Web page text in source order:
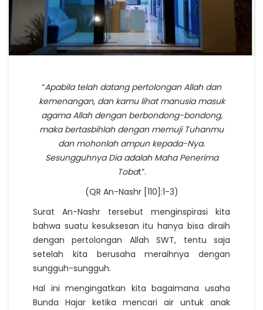
“Apabila telah datang pertolongan Allah dan
kemenangan, dan kamu lihat manusia masuk
agama Allah dengan berbondong-bondong,
maka bertasbihlah dengan memuji Tuhanmu
dan mohonlah ampun kepada-Nya.
Sesungguhnya Dia adalah Maha Penerima
Tobat”.
(QR An-Nashr [110]:1-3)
Surat An-Nashr tersebut menginspirasi kita
bahwa suatu kesuksesan itu hanya bisa diraih
dengan pertolongan Allah SWT, tentu saja
setelah kita berusaha meraihnya dengan
sungguh-sungguh.
Hal ini mengingatkan kita bagaimana usaha
Bunda Hajar ketika mencari air untuk anak